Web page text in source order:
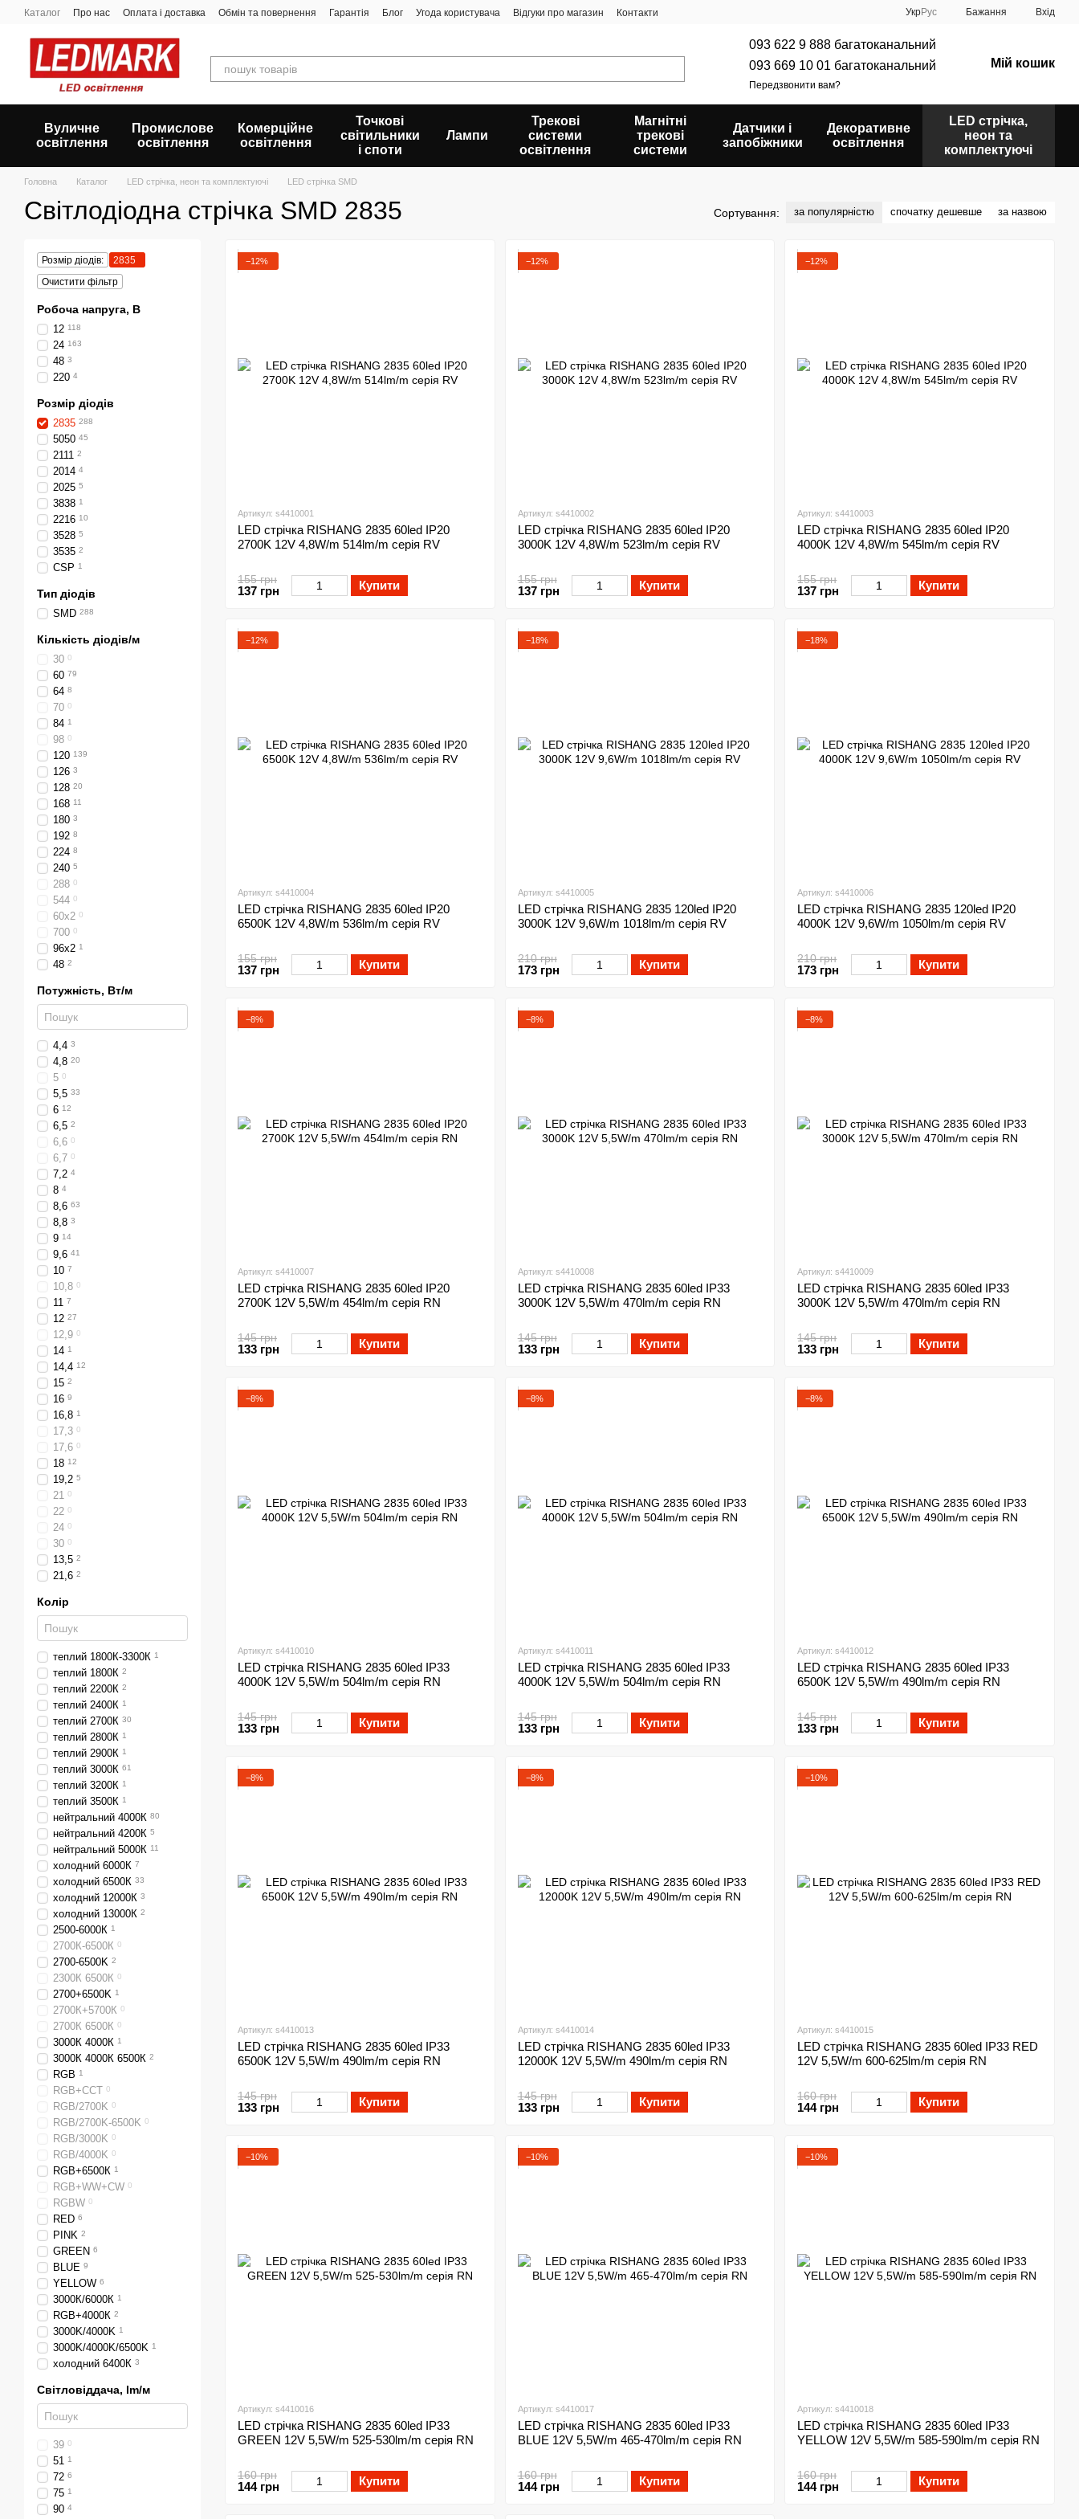
Перейти до основного контенту
Каталог Про нас Оплата і доставка Обмін та повернення Гарантія Блог Угода користувача Відгуки про магазин Контакти УкрРус Бажання Вхід
093 622 9 888 багатоканальний
093 669 10 01 багатоканальний
Передзвонити вам?
Мій кошик
Вуличне
освітлення
Промислове
освітлення
Комерційне
освітлення
Точкові
світильники
і споти
Лампи
Трекові
системи
освітлення
Магнітні
трекові
системи
Датчики і
запобіжники
Декоративне
освітлення
LED стрічка,
неон та
комплектуючі
Головна Каталог LED стрічка, неон та комплектуючі LED стрічка SMD
Світлодіодна стрічка SMD 2835 Сортування: за популярністю спочатку дешевше за назвою
−12%
Артикул: s4410001
LED стрічка RISHANG 2835 60led IP20
2700K 12V 4,8W/m 514lm/m серія RV
155 грн
137 грн Купити
−12%
Артикул: s4410002
LED стрічка RISHANG 2835 60led IP20
3000K 12V 4,8W/m 523lm/m серія RV
155 грн
137 грн Купити
−12%
Артикул: s4410003
LED стрічка RISHANG 2835 60led IP20
4000K 12V 4,8W/m 545lm/m серія RV
155 грн
137 грн Купити
−12%
Артикул: s4410004
LED стрічка RISHANG 2835 60led IP20
6500K 12V 4,8W/m 536lm/m серія RV
155 грн
137 грн Купити
−18%
Артикул: s4410005
LED стрічка RISHANG 2835 120led IP20
3000K 12V 9,6W/m 1018lm/m серія RV
210 грн
173 грн Купити
−18%
Артикул: s4410006
LED стрічка RISHANG 2835 120led IP20
4000K 12V 9,6W/m 1050lm/m серія RV
210 грн
173 грн Купити
−8%
Артикул: s4410007
LED стрічка RISHANG 2835 60led IP20
2700K 12V 5,5W/m 454lm/m серія RN
145 грн
133 грн Купити
−8%
Артикул: s4410008
LED стрічка RISHANG 2835 60led IP33
3000K 12V 5,5W/m 470lm/m серія RN
145 грн
133 грн Купити
−8%
Артикул: s4410009
LED стрічка RISHANG 2835 60led IP33
3000K 12V 5,5W/m 470lm/m серія RN
145 грн
133 грн Купити
−8%
Артикул: s4410010
LED стрічка RISHANG 2835 60led IP33
4000K 12V 5,5W/m 504lm/m серія RN
145 грн
133 грн Купити
−8%
Артикул: s4410011
LED стрічка RISHANG 2835 60led IP33
4000K 12V 5,5W/m 504lm/m серія RN
145 грн
133 грн Купити
−8%
Артикул: s4410012
LED стрічка RISHANG 2835 60led IP33
6500K 12V 5,5W/m 490lm/m серія RN
145 грн
133 грн Купити
−8%
Артикул: s4410013
LED стрічка RISHANG 2835 60led IP33
6500K 12V 5,5W/m 490lm/m серія RN
145 грн
133 грн Купити
−8%
Артикул: s4410014
LED стрічка RISHANG 2835 60led IP33
12000K 12V 5,5W/m 490lm/m серія RN
145 грн
133 грн Купити
−10%
Артикул: s4410015
LED стрічка RISHANG 2835 60led IP33 RED
12V 5,5W/m 600-625lm/m серія RN
160 грн
144 грн Купити
−10%
Артикул: s4410016
LED стрічка RISHANG 2835 60led IP33
GREEN 12V 5,5W/m 525-530lm/m серія RN
160 грн
144 грн Купити
−10%
Артикул: s4410017
LED стрічка RISHANG 2835 60led IP33
BLUE 12V 5,5W/m 465-470lm/m серія RN
160 грн
144 грн Купити
−10%
Артикул: s4410018
LED стрічка RISHANG 2835 60led IP33
YELLOW 12V 5,5W/m 585-590lm/m серія RN
160 грн
144 грн Купити
Розмір діодів:
2835
Очистити фільтр
Робоча напруга, В
12 118
24 163
48 3
220 4
Розмір діодів
2835 288
5050 45
2111 2
2014 4
2025 5
3838 1
2216 10
3528 5
3535 2
CSP 1
Тип діодів
SMD 288
Кількість діодів/м
30 0
60 79
64 8
70 0
84 1
98 0
120 139
126 3
128 20
168 11
180 3
192 8
224 8
240 5
288 0
544 0
60х2 0
700 0
96х2 1
48 2
Потужність, Вт/м
4,4 3
4,8 20
5 0
5,5 33
6 12
6,5 2
6,6 0
6,7 0
7,2 4
8 4
8,6 63
8,8 3
9 14
9,6 41
10 7
10,8 0
11 7
12 27
12,9 0
14 1
14,4 12
15 2
16 9
16,8 1
17,3 0
17,6 0
18 12
19,2 5
21 0
22 0
24 0
30 0
13,5 2
21,6 2
Колір
теплий 1800К-3300К 1
теплий 1800К 2
теплий 2200К 2
теплий 2400К 1
теплий 2700К 30
теплий 2800К 1
теплий 2900К 1
теплий 3000К 61
теплий 3200К 1
теплий 3500К 1
нейтральний 4000К 80
нейтральний 4200К 5
нейтральний 5000К 11
холодний 6000К 7
холодний 6500К 33
холодний 12000К 3
холодний 13000К 2
2500-6000К 1
2700К-6500К 0
2700-6500K 2
2300К 6500К 0
2700+6500K 1
2700К+5700К 0
2700К 6500К 0
3000К 4000К 1
3000К 4000К 6500К 2
RGB 1
RGB+CCT 0
RGB/2700K 0
RGB/2700K-6500K 0
RGB/3000K 0
RGB/4000K 0
RGB+6500К 1
RGB+WW+CW 0
RGBW 0
RED 6
PINK 2
GREEN 6
BLUE 9
YELLOW 6
3000К/6000К 1
RGB+4000К 2
3000K/4000K 1
3000K/4000K/6500K 1
холодний 6400К 3
Світловіддача, lm/м
39 0
51 1
72 6
75 1
90 4